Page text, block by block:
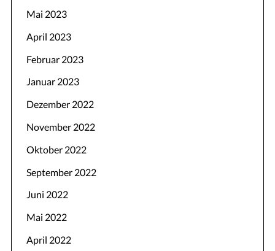
Mai 2023
April 2023
Februar 2023
Januar 2023
Dezember 2022
November 2022
Oktober 2022
September 2022
Juni 2022
Mai 2022
April 2022